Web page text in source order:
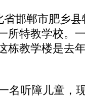
邯郸市肥乡县
所特教学校。
栋教学楼是去
听障儿童，